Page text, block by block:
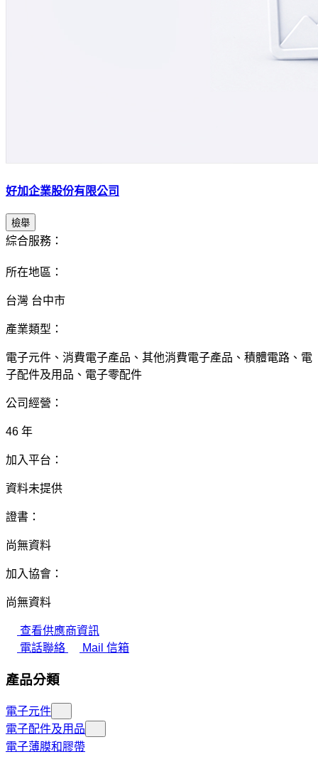
好加企業股份有限公司
檢舉
綜合服務：
所在地區：
台灣 台中市
產業類型：
電子元件、消費電子產品、其他消費電子產品、積體電路、電
子配件及用品、電子零配件
公司經營：
46 年
加入平台：
資料未提供
證書：
尚無資料
加入協會：
尚無資料
查看供應商資訊
電話聯絡
Mail 信箱
產品分類
電子元件
電子配件及用品
電子薄膜和膠帶